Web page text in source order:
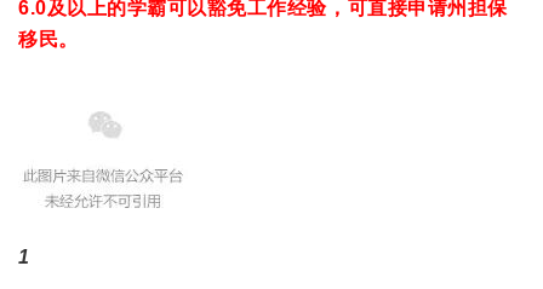
6.0及以上的学霸可以豁免工作经验，可直接申请州担保
移民。
1